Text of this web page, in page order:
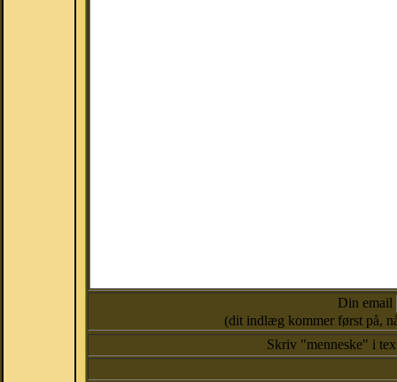
Din email
(dit indlæg kommer først på,
Skriv "menneske" i